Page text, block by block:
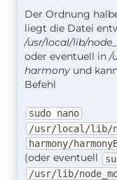
Der Ordnung
liegt die Datei
/usr/local/lib/
oder eventuell in/
harmony und
Befehl
sudo nano
/usr/local/lib/
harmony/
(oder eventuell
/usr/lib/